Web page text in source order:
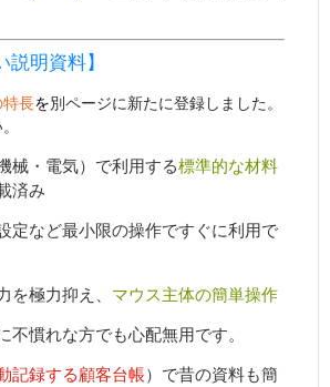
説明資料】
特長を別ページに新たに登録しました。
械・電気）で利用する標準的な材料
済み
定など最小限の操作ですぐに利用で
を極力抑え、 マウス主体の簡単操作
慣れな方でも心配無用です。
記録する顧客台帳）で昔の資料も簡